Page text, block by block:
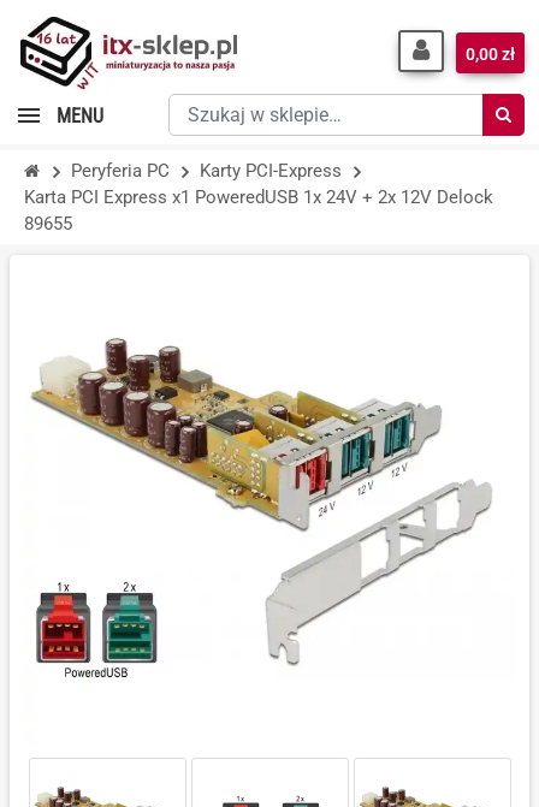
Szukaj
w
sklepie…
0,00 zł
MENU
Peryferia PC
Karty PCI-Express
Karta PCI Express x1 PoweredUSB 1x 24V + 2x 12V Delock
89655